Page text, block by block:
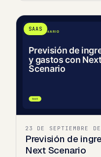
SAAS
23 DE SEPTIEMBRE
Previsión de
Next Scenario